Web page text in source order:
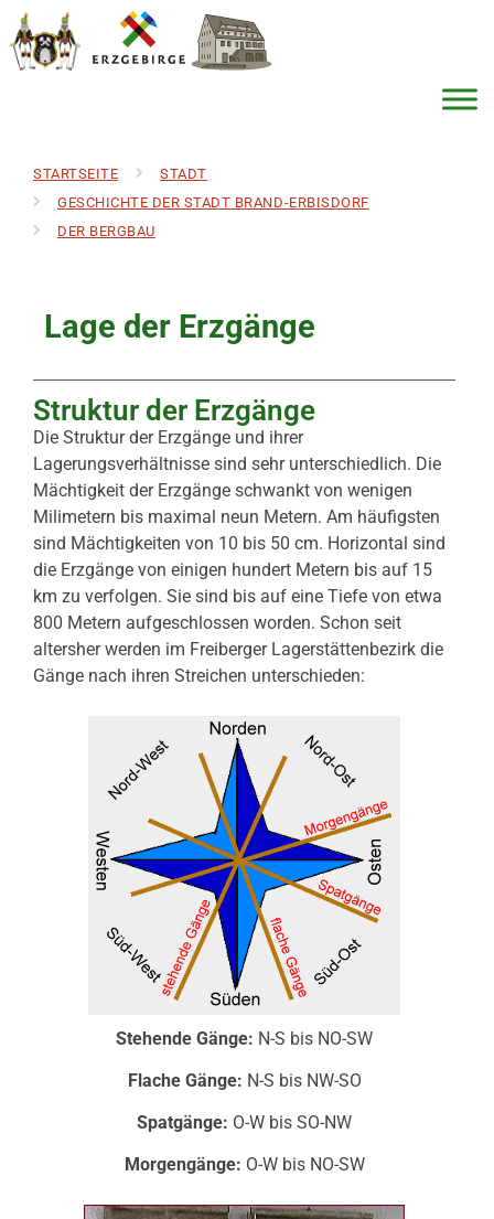
STARTSEITE
STADT
GESCHICHTE DER STADT BRAND-ERBISDORF
DER BERGBAU
Lage der Erzgänge
Struktur der Erzgänge
Die Struktur der Erzgänge und ihrer
Lagerungsverhältnisse sind sehr unterschiedlich. Die
Mächtigkeit der Erzgänge schwankt von wenigen
Milimetern bis maximal neun Metern. Am häufigsten
sind Mächtigkeiten von 10 bis 50 cm. Horizontal sind
die Erzgänge von einigen hundert Metern bis auf 15
km zu verfolgen. Sie sind bis auf eine Tiefe von etwa
800 Metern aufgeschlossen worden. Schon seit
altersher werden im Freiberger Lagerstättenbezirk die
Gänge nach ihren Streichen unterschieden:
Stehende Gänge: N-S bis NO-SW
Flache Gänge: N-S bis NW-SO
Spatgänge: O-W bis SO-NW
Morgengänge: O-W bis NO-SW